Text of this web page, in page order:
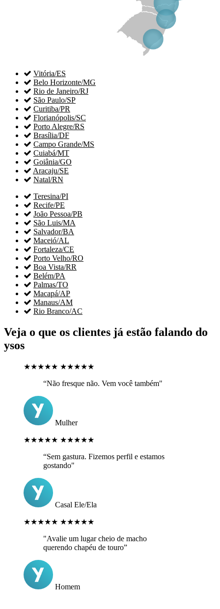
 Vitória/ES
 Belo Horizonte/MG
 Rio de Janeiro/RJ
 São Paulo/SP
 Curitiba/PR
 Florianópolis/SC
 Porto Alegre/RS
 Brasília/DF
 Campo Grande/MS
 Cuiabá/MT
 Goiânia/GO
 Aracaju/SE
 Natal/RN
 Teresina/PI
 Recife/PE
 João Pessoa/PB
 São Luis/MA
 Salvador/BA
 Maceió/AL
 Fortaleza/CE
 Porto Velho/RO
 Boa Vista/RR
 Belém/PA
 Palmas/TO
 Macapá/AP
 Manaus/AM
 Rio Branco/AC
Veja o que os clientes já estão falando do
ysos
★★★★★ ★★★★★
“Não fresque não. Vem você também"
Mulher
★★★★★ ★★★★★
“Sem gastura. Fizemos perfil e estamos
gostando"
Casal Ele/Ela
★★★★★ ★★★★★
"Avalie um lugar cheio de macho
querendo chapéu de touro”
Homem